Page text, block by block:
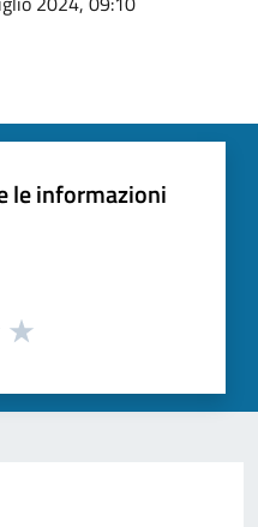
le informazioni